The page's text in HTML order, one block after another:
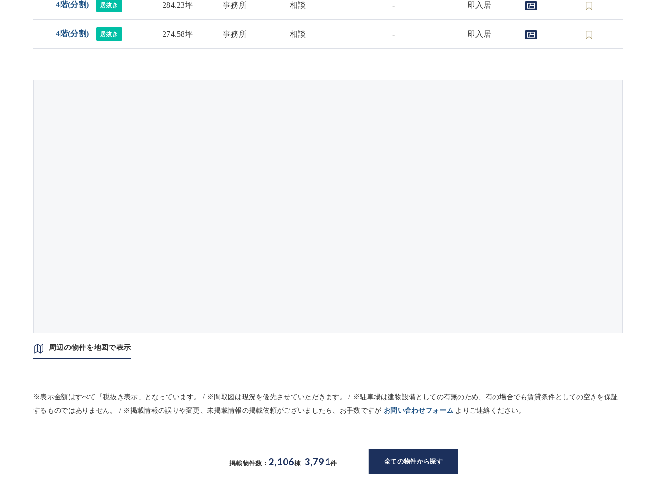
4階(分割) 居抜き 284.23坪 事務所 相談 - 即入居
4階(分割) 居抜き 274.58坪 事務所 相談 - 即入居
周辺の物件を地図で表示
※表示金額はすべて「税抜き表示」となっています。 / ※間取図は現況を優先させていただきます。 / ※駐車場は建物設備としての有無のため、有の場合でも賃貸条件としての空きを保証
するものではありません。 / ※掲載情報の誤りや変更、未掲載情報の掲載依頼がございましたら、お手数ですが お問い合わせフォーム よりご連絡ください。
掲載物件数： 2,106棟 3,791 件 全ての物件から探す